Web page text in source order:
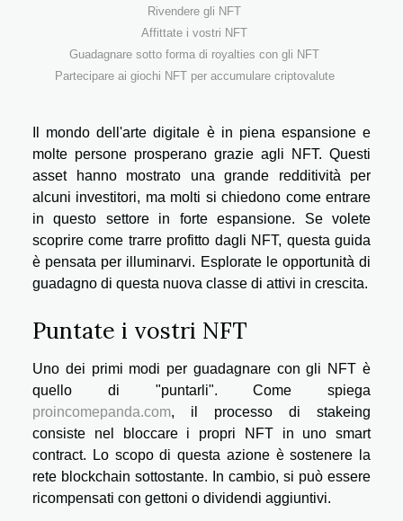
Rivendere gli NFT
Affittate i vostri NFT
Guadagnare sotto forma di royalties con gli NFT
Partecipare ai giochi NFT per accumulare criptovalute
Il mondo dell'arte digitale è in piena espansione e
molte persone prosperano grazie agli NFT. Questi
asset hanno mostrato una grande redditività per
alcuni investitori, ma molti si chiedono come entrare
in questo settore in forte espansione. Se volete
scoprire come trarre profitto dagli NFT, questa guida
è pensata per illuminarvi. Esplorate le opportunità di
guadagno di questa nuova classe di attivi in crescita.
Puntate i vostri NFT
Uno dei primi modi per guadagnare con gli NFT è
quello di "puntarli". Come spiega
proincomepanda.com, il processo di stakeing
consiste nel bloccare i propri NFT in uno smart
contract. Lo scopo di questa azione è sostenere la
rete blockchain sottostante. In cambio, si può essere
ricompensati con gettoni o dividendi aggiuntivi.